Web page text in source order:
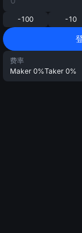
-100 -10
费率
Maker 0%Taker 0%